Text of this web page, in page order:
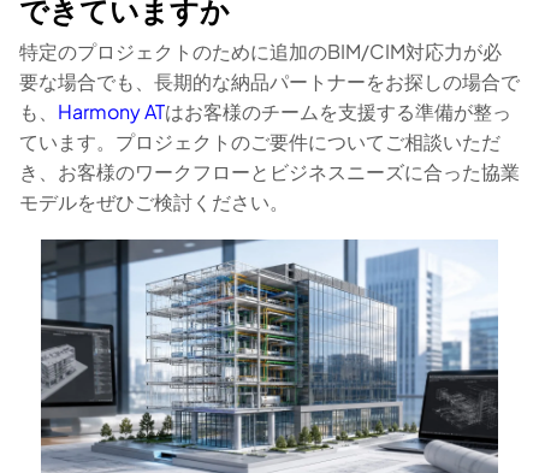
できていますか
特定のプロジェクトのために追加のBIM/CIM対応力が必
要な場合でも、長期的な納品パートナーをお探しの場合で
も、 Harmony ATはお客様のチームを支援する準備が整っ
ています。プロジェクトのご要件についてご相談いただ
き、お客様のワークフローとビジネスニーズに合った協業
モデルをぜひご検討ください。